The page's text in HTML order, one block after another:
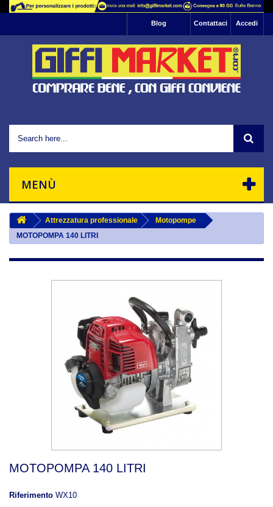
Accedi
Contattaci
Blog
MENÙ
Attrezzatura professionale
Motopompe
MOTOPOMPA 140 LITRI
MOTOPOMPA 140 LITRI
Riferimento WX10
profilazione per l'invio di pubblicità e servizi che
Se vuoi saperne di più basta leggere la nostra
informativa sulla privacy
, se vuoi negare il consenso
all'utilizzo di tutti o ad alcuni cookie ti basta
interrompere la navigazione sul sito.
Chiudendo questo banner, scorrendo questa
Ok